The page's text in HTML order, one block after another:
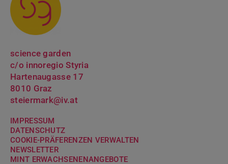
science garden
c/o innoregio Styria
Hartenaugasse 17
8010 Graz
steiermark@iv.at
IMPRESSUM
DATENSCHUTZ
COOKIE-PRÄFERENZEN VERWALTEN
NEWSLETTER
MINT ERWACH­SENENANGEBOTE